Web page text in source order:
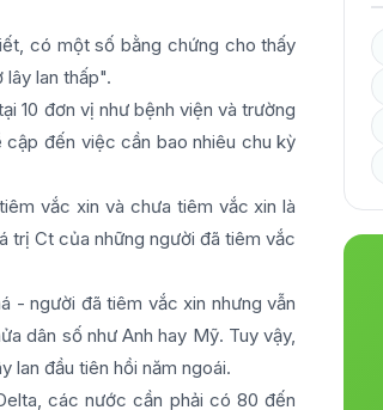
có một số bằng chứng cho thấy
lan thấp".
10 đơn vị như bệnh viện và trường
đến việc cần bao nhiêu chu kỳ
vắc xin và chưa tiêm vắc xin là
trị Ct của những người đã tiêm vắc
- người đã tiêm vắc xin nhưng vẫn
dân số như Anh hay Mỹ. Tuy vậy,
lan đầu tiên hồi năm ngoái.
các nước cần phải có 80 đến